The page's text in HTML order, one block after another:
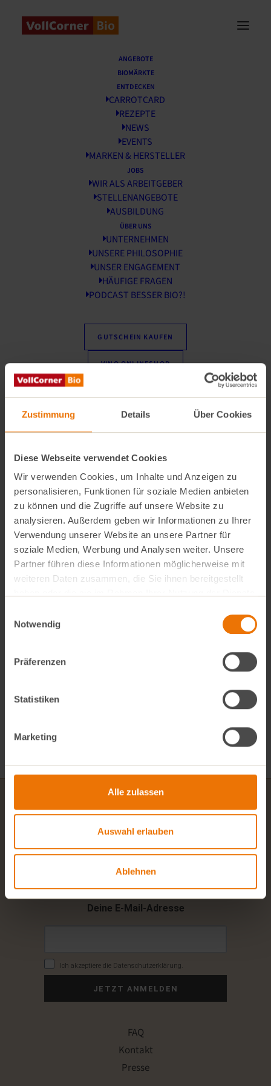
Zustimmung Details Über Cookies
Diese Webseite verwendet Cookies
Wir verwenden Cookies, um Inhalte und Anzeigen zu
personalisieren, Funktionen für soziale Medien anbieten
zu können und die Zugriffe auf unsere Website zu
analysieren. Außerdem geben wir Informationen zu Ihrer
Verwendung unserer Website an unsere Partner für
soziale Medien, Werbung und Analysen weiter. Unsere
Partner führen diese Informationen möglicherweise mit
weiteren Daten zusammen, die Sie ihnen bereitgestellt
Notwendig
Präferenzen
Statistiken
Marketing
Alle zulassen
Auswahl erlauben
Ablehnen
ANGEBOTE
BIOMÄRKTE
ENTDECKEN
CARROTCARD
REZEPTE
NEWS
EVENTS
MARKEN & HERSTELLER
JOBS
WIR ALS ARBEITGEBER
STELLENANGEBOTE
AUSBILDUNG
ÜBER UNS
UNTERNEHMEN
UNSERE PHILOSOPHIE
UNSER ENGAGEMENT
HÄUFIGE FRAGEN
PODCAST BESSER BIO?!
GUTSCHEIN KAUFEN
VINO ONLINESHOP
Skyr-Auflauf
Skyr-Auflauf
Zubereitungszeit40
Vanille-Skyr
glutenfreie Haferflocken
Erdbeeren (frisch oder TK)
1–2 EL Honig, Ahorn- oder Dattelsirup
Anleitungen
Backofen auf 180°C Ober-/Unterhitze
Rhabarber waschen, ggf. schälen und in
kleine Stücke schneiden. Erdbeeren nach
Kleine Ofenform leicht einfetten. Alle
Zutaten hineingeben und gut
durchmischen.
Etwa 30 Minuten backen, bis die
Oberfläche leicht goldbraun ist.
Kurz abkühlen lassen und genießen!
Karotten-Apfel-Kuchen
FAQ
Kontakt
Presse
Newsletter
Alle zwei Wochen aktuelle Angebote und
News direkt in dein Postfach.
Deine E-Mail-Adresse
Ich akzeptiere die Datenschutzerklärung.
JETZT ANMELDEN